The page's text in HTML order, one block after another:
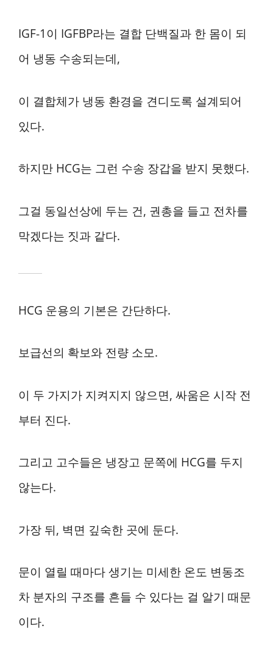
IGF-1이 IGFBP라는 결합 단백질과 한 몸이 되
어 냉동 수송되는데,
이 결합체가 냉동 환경을 견디도록 설계되어
있다.
하지만 HCG는 그런 수송 장갑을 받지 못했다.
그걸 동일선상에 두는 건, 권총을 들고 전차를
막겠다는 짓과 같다.
HCG 운용의 기본은 간단하다.
보급선의 확보와 전량 소모.
이 두 가지가 지켜지지 않으면, 싸움은 시작 전
부터 진다.
그리고 고수들은 냉장고 문쪽에 HCG를 두지
않는다.
가장 뒤, 벽면 깊숙한 곳에 둔다.
문이 열릴 때마다 생기는 미세한 온도 변동조
차 분자의 구조를 흔들 수 있다는 걸 알기 때문
이다.